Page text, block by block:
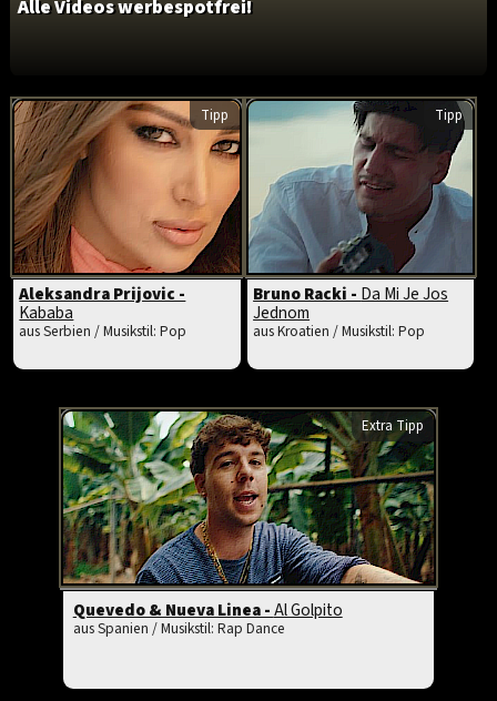
Alle Videos werbespotfrei!
Tipp
Aleksandra Prijovic -
Kababa
aus Serbien / Musikstil: Pop
Tipp
Bruno Racki - Da Mi Je Jos
Jednom
aus Kroatien / Musikstil: Pop
Extra Tipp
Quevedo & Nueva Linea -Al Golpito
aus Spanien / Musikstil: Rap Dance